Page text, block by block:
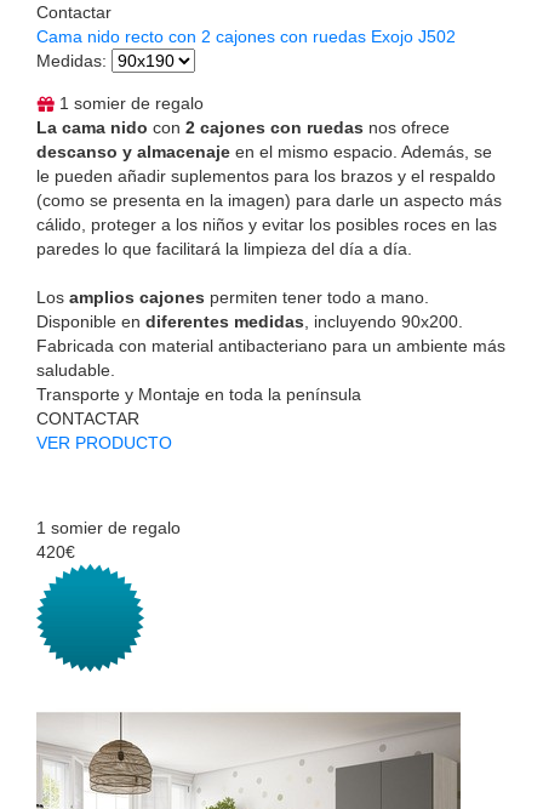
Contactar
Cama nido recto con 2 cajones con ruedas Exojo J502
Medidas:
1 somier de regalo
La cama nido con 2 cajones con ruedas nos ofrece
descanso y almacenaje en el mismo espacio. Además, se
le pueden añadir suplementos para los brazos y el respaldo
(como se presenta en la imagen) para darle un aspecto más
cálido, proteger a los niños y evitar los posibles roces en las
paredes lo que facilitará la limpieza del día a día.
Los amplios cajones permiten tener todo a mano.
Disponible en diferentes medidas , incluyendo 90x200.
Fabricada con material antibacteriano para un ambiente más
saludable.
Transporte y Montaje en toda la península
CONTACTAR
VER PRODUCTO
1 somier de regalo
420€